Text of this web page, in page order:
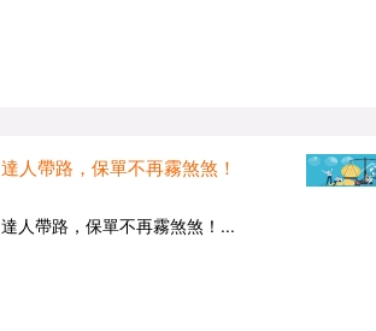
達人帶路，保單不再霧煞煞！
達人帶路，保單不再霧煞煞！...